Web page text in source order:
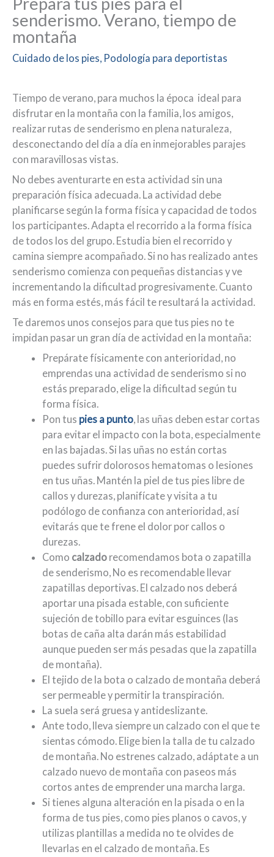
senderismo. Verano, tiempo de
montaña
Cuidado de los pies Podología para deportistas
Tiempo de verano, para muchos la época ideal para
disfrutar en la montaña con la familia, los amigos,
realizar rutas de senderismo en plena naturaleza,
desconectando del día a día en inmejorables parajes
con maravillosas vistas.
No debes aventurarte en esta actividad sin una
preparación física adecuada. La actividad debe
planificarse según la forma física y capacidad de todos
los participantes. Adapta el recorrido a la forma física
de todos los del grupo. Estudia bien el recorrido y
camina siempre acompañado. Si no has realizado antes
senderismo comienza con pequeñas distancias y ve
incrementando la dificultad progresivamente. Cuanto
más en forma estés, más fácil te resultará la actividad.
Te daremos unos consejos para que tus pies no te
impidan pasar un gran día de actividad en la montaña:
Prepárate físicamente con anterioridad, no
emprendas una actividad de senderismo si no
estás preparado, elige la dificultad según tu
forma física.
Pon tus pies a punto, las uñas deben estar cortas
para evitar el impacto con la bota, especialmente
en las bajadas. Si las uñas no están cortas
puedes sufrir dolorosos hematomas o lesiones
en tus uñas. Mantén la piel de tus pies libre de
callos y durezas, planifícate y visita a tu
podólogo de confianza con anterioridad, así
evitarás que te frene el dolor por callos o
durezas.
Como calzado recomendamos bota o zapatilla
de senderismo, No es recomendable llevar
zapatillas deportivas. El calzado nos deberá
aportar una pisada estable, con suficiente
sujeción de tobillo para evitar esguinces (las
botas de caña alta darán más estabilidad
aunque pueden ser más pesadas que la zapatilla
de montaña).
El tejido de la bota o calzado de montaña deberá
ser permeable y permitir la transpiración.
La suela será gruesa y antideslizante.
Ante todo, lleva siempre un calzado con el que te
sientas cómodo. Elige bien la talla de tu calzado
de montaña. No estrenes calzado, adáptate a un
calzado nuevo de montaña con paseos más
cortos antes de emprender una marcha larga.
Si tienes alguna alteración en la pisada o en la
forma de tus pies, como pies planos o cavos, y
utilizas plantillas a medida no te olvides de
llevarlas en el calzado de montaña. Es